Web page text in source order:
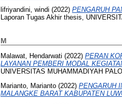
lifriyandini, windi (2022) PENGARUH
Laporan Tugas Akhir thesis,
M
Malawat, Hendarwati (2022) PERAN
LAYANAN PEMBERI MODAL
UNIVERSITAS MUHAMMADIYAH
Marianto, Marianto (2022) PENGARUH
MALANGKE BARAT KABUPATEN